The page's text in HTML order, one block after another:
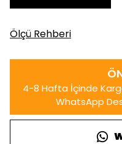
Ölçü Rehberi